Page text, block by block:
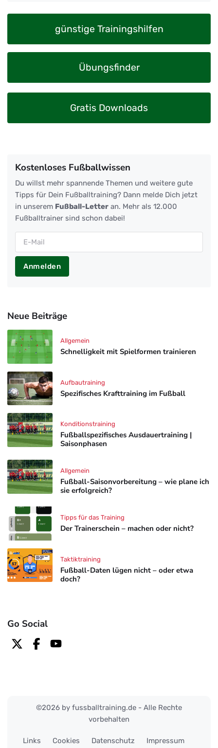
günstige Trainingshilfen
Übungsfinder
Gratis Downloads
Kostenloses Fußballwissen
Du willst mehr spannende Themen und weitere gute
Tipps für Dein Fußballtraining? Dann melde Dich jetzt
in unserem Fußball-Letter an. Mehr als 12.000
Fußballtrainer sind schon dabei!
Anmelden
Neue Beiträge
Schnelligkeit mit Spielformen trainieren
Allgemein
Spezifisches Krafttraining im Fußball
Aufbautraining
Fußballspezifisches Ausdauertraining |
Saisonphasen
Konditionstraining
Fußball-Saisonvorbereitung – wie plane ich
sie erfolgreich?
Allgemein
Der Trainerschein – machen oder nicht?
Tipps für das Training
Fußball-Daten lügen nicht – oder etwa
doch?
Taktiktraining
Go Social
©2026 by fussballtraining.de - Alle Rechte
vorbehalten
Links Cookies Datenschutz Impressum